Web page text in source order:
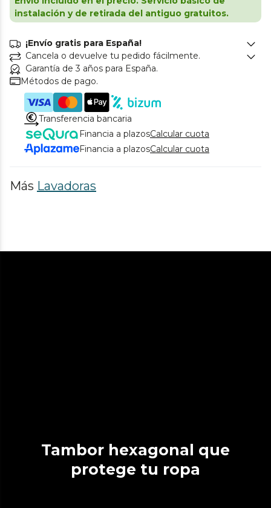
instalación y de retirada del antiguo gratuitos.
¡Envío gratis para España!
Cancela o devuelve tu pedido fácilmente.
Garantía de 3 años para España.
Métodos de pago.
Transferencia bancaria
Financia a plazosCalcular cuota
Financia a plazosCalcular cuota
Más Lavadoras
Tambor hexagonal que
protege tu ropa